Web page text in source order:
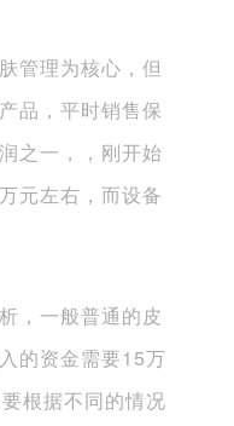
管理为核心，但
品，平时销售保
之一，，刚开始
元左右，而设备
，一般普通的皮
的资金需要15万
根据不同的情况